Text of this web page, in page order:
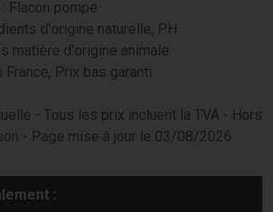
: Flacon pompe
d'origine naturelle, PH
matière d'origine animale
France, Prix bas garanti
- Tous les prix incluent la TVA - Hors
- Page mise à jour le 03/08/2026
: